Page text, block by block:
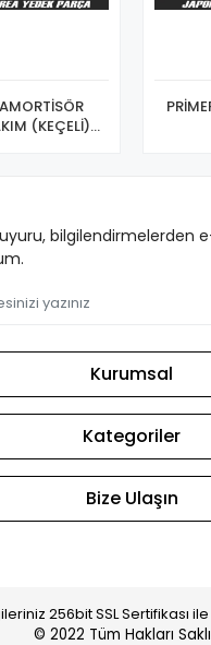
(KEÇELİ)
bilgilendirmelerden
Kurumsal
Kategoriler
Bize Ulaşın
256bit SSL Sertifikası
© 2022 Tüm Hakları